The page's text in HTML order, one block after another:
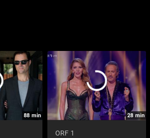
88 min 28 min
ORF 1